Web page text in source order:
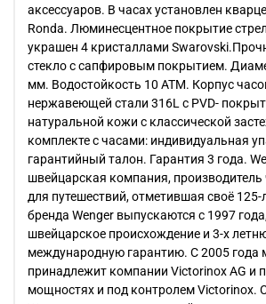
аксессуаров. В часах установлен
Ronda. Люминесцентное покрытие
украшен 4 кристаллами
стекло с сапфировым покрытием.
мм. Водостойкость 10 АТМ. Корпус
нержавеющей стали 316L с PVD-
натуральной кожи с классической
комплекте с часами: индивидуальная
гарантийный талон. Гарантия 3 года.
швейцарская компания, производитель
для путешествий, отметившая своё
бренда Wenger выпускаются с 1997
швейцарское происхождение и 3-х
международную гарантию. С 2005 года
принадлежит компании Victorinox AG и
мощностях и под контролем Victorinox.